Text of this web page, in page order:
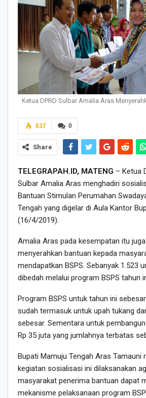
Ketua DPRD Sulbar Amalia Aras
0
637
Share
TELEGRAPAH.ID, MATENG – Ketua
Sulbar Amalia Aras menghadiri
Bantuan Stimulan Perumahan
Tengah yang digelar di Aula Kantor
(16/4/2019).
Amalia Aras pada kesempatan itu
menyerahkan bantuan kepada
mendapatkan BSPS. Sebanyak 1.523
dibedah melalui program BSPS tahun
Program BSPS untuk tahun ini
sudah termasuk untuk upah tukang
sebesar. Sementara untuk
Rp 35 juta yang jumlahnya terbatas
Bupati Mamuju Tengah Aras Tamauni
kegiatan sosialisasi ini dilaksanakan
masyarakat penerima bantuan dapat
mekanisme pelaksanaan program